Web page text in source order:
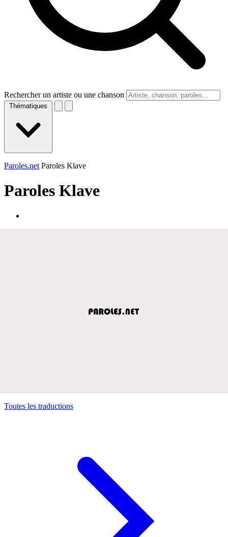
Rechercher un artiste ou une chanson
Thématiques
Paroles.net Paroles Klave
Paroles Klave
Toutes les traductions